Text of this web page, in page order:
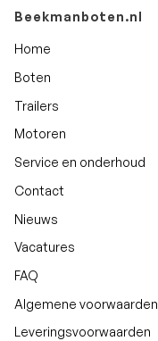
Beekmanboten.nl
Home
Boten
Trailers
Motoren
Service en onderhoud
Contact
Nieuws
Vacatures
FAQ
Algemene voorwaarden
Leveringsvoorwaarden